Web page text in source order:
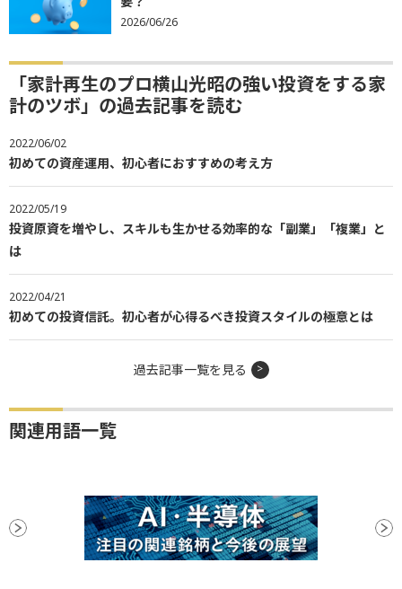
2026/06/26
「家計再生のプロ横山光昭の強い投資をする家
計のツボ」の過去記事を読む
2022/06/02
初めての資産運用、初心者におすすめの考え方
2022/05/19
投資原資を増やし、スキルも生かせる効率的な「副業」「複業」と
は
2022/04/21
初めての投資信託。初心者が心得るべき投資スタイルの極意とは
過去記事一覧を見る
関連用語一覧